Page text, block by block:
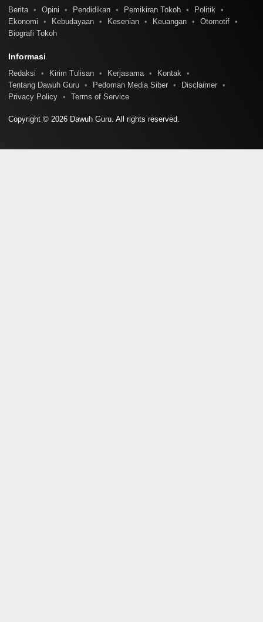
Berita Opini Pendidikan Pemikiran Tokoh
Politik
Ekonomi
Kebudayaan Kesenian Keuangan
Otomotif
Biografi Tokoh
Informasi
Redaksi Kirim Tulisan Kerjasama
Kontak
Tentang Dawuh Guru
Pedoman Media Siber
Disclaimer
Privacy Policy
Terms of Service
Copyright © 2026 Dawuh Guru. All rights reserved.